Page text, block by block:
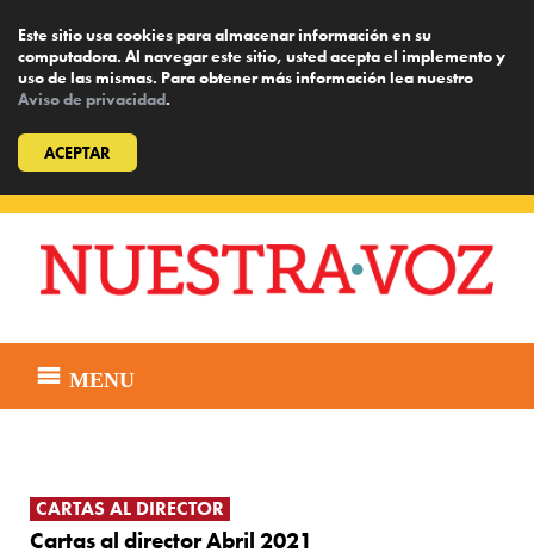
Este sitio usa cookies para almacenar información en su
computadora. Al navegar este sitio, usted acepta el implemento y
uso de las mismas. Para obtener más información lea nuestro
Aviso de privacidad.
ACEPTAR
content
MENU
CARTAS AL DIRECTOR
Cartas al director Abril 2021